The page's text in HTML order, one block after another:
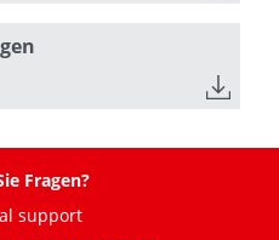
Fragen?
support